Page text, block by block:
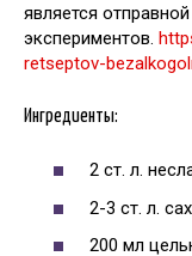
является
экспериментов.
retseptov-
Ингредиенты:
2 ст. л.
2-3 ст. л.
200 мл